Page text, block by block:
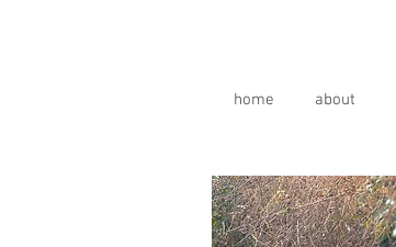
home about